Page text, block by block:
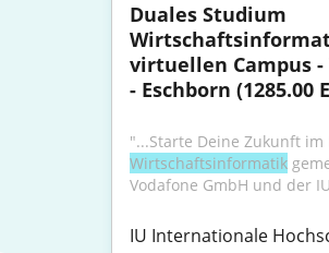
Duales Studium
virtuellen Campus -
- Eschborn (1285.00
Wirtschaftsinformatik
Vodafone GmbH und der
IU Internationale